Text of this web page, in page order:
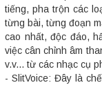
tiếng, pha trộn các
từng bài, từng đoạn
cao nhất, độc đáo,
việc cân chỉnh âm
v.v... từ các nhạc cụ
- SlitVoice: Đây là